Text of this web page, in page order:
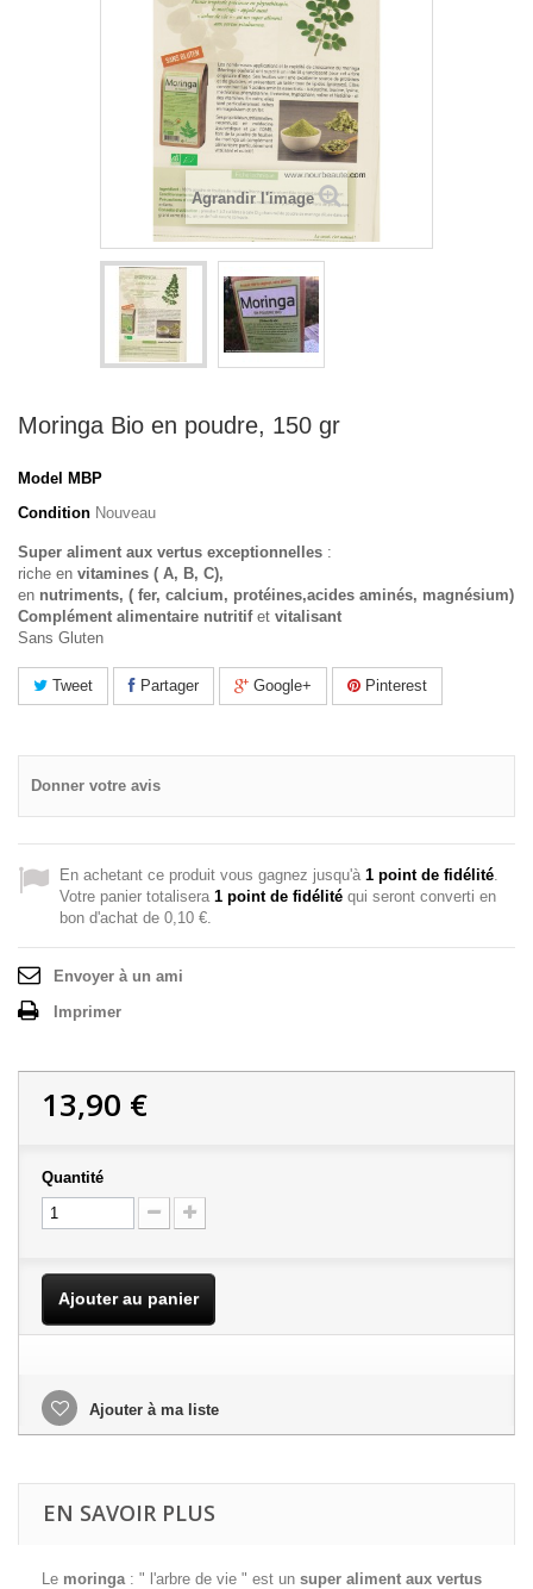
Agrandir l'image
Moringa Bio en poudre, 150 gr
Model MBP
Condition Nouveau
Super aliment aux vertus exceptionnelles :
riche en vitamines ( A, B, C),
en nutriments, ( fer, calcium, protéines,acides aminés, magnésium)
Complément alimentaire nutritifet vitalisant
Sans Gluten
Tweet Partager Google+ Pinterest
Donner votre avis
En achetant ce produit vous gagnez jusqu'à 1 point de fidélité
Votre panier totalisera 1 point de fidélité qui seront converti en
bon d'achat de 0,10 €
Envoyer à un ami
Imprimer
13,90 €
Quantité
Ajouter au panier
Ajouter à ma liste
EN SAVOIR PLUS
Le moringa : " l'arbre de vie " est un super aliment aux vertus